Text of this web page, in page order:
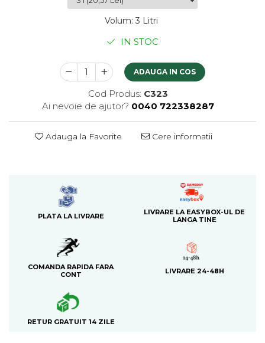
Volum: 3 Litri
IN STOC
ADAUGA IN COS
Cod Produs: C323
Ai nevoie de ajutor? 0040 722338287
Adauga la Favorite Cere informatii
PLATA LA LIVRARE
LIVRARE LA EASYBOX-UL DE
LANGA TINE
COMANDA RAPIDA FARA
CONT
LIVRARE 24-48H
RETUR GRATUIT 14 ZILE